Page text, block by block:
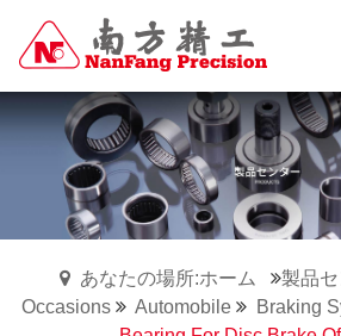
あなたの場所:ホーム 製品
Occasions
Automobile Braking